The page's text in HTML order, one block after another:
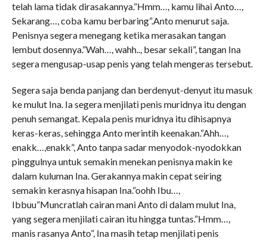
telah lama tidak dirasakannya.”Hmm…, kamu lihai Anto…,
Sekarang…, coba kamu berbaring”.Anto menurut saja.
Penisnya segera menegang ketika merasakan tangan
lembut dosennya.”Wah…, wahh.., besar sekali”, tangan Ina
segera mengusap-usap penis yang telah mengeras tersebut.
Segera saja benda panjang dan berdenyut-denyut itu masuk
ke mulut Ina. Ia segera menjilati penis muridnya itu dengan
penuh semangat. Kepala penis muridnya itu dihisapnya
keras-keras, sehingga Anto merintih keenakan.”Ahh…,
enakk…,enakk”, Anto tanpa sadar menyodok-nyodokkan
pinggulnya untuk semakin menekan penisnya makin ke
dalam kuluman Ina. Gerakannya makin cepat seiring
semakin kerasnya hisapan Ina.”oohh Ibu…,
Ibbuu”Muncratlah cairan mani Anto di dalam mulut Ina,
yang segera menjilati cairan itu hingga tuntas.”Hmm…,
manis rasanya Anto”, Ina masih tetap menjilati penis